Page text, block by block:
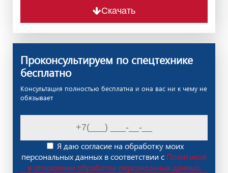
Скачать
Проконсультируем по спецтехнике
бесплатно
Консультация полностью бесплатна и она вас ни к чему не
обязывает
Я даю согласие на обработку моих
персональных данных в соответствии с Политикой
в отношении обработки персональных данных.